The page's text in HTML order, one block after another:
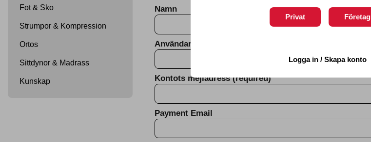
Fot & Sko
Strumpor & Kompression
Ortos
Sittdynor & Madrass
Kunskap
Namn
Användarnamn
Kontots mejladress(required)
Payment Email
Privat Företag
Logga in / Skapa konto